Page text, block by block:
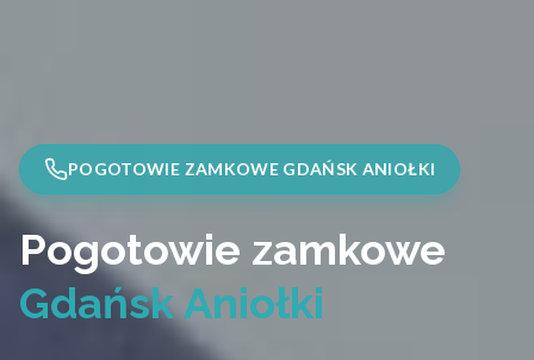
POGOTOWIE ZAMKOWE GDAŃSK ANIOŁKI
Pogotowie zamkowe
Gdańsk Aniołki